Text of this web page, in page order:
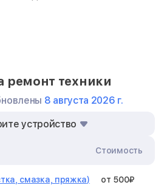
ремонт техники
8 августа 2026 г.
устройство
Стоимость
смазка, пряжка) от 500₽